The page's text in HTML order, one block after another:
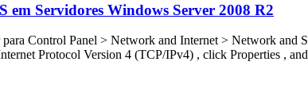
em Servidores Windows Server 2008 R2
Control Panel > Network and Internet > Network and
Protocol Version 4 (TCP/IPv4) , click Properties ,